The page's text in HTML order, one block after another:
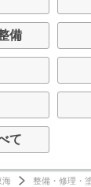
備
て
海 整備・修理・